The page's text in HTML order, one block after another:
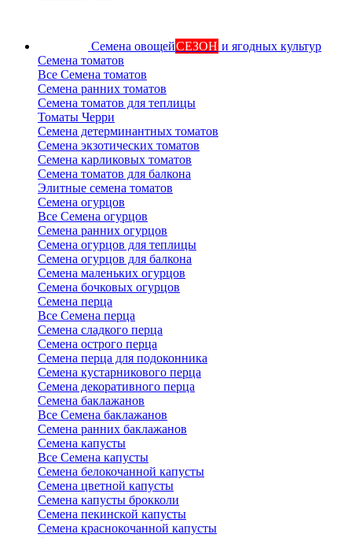
Семена овощейСЕЗОН и ягодных культур
Семена томатов
Все Семена томатов
Семена ранних томатов
Семена томатов для теплицы
Томаты Черри
Семена детерминантных томатов
Семена экзотических томатов
Семена карликовых томатов
Семена томатов для балкона
Элитные семена томатов
Семена огурцов
Все Семена огурцов
Семена ранних огурцов
Семена огурцов для теплицы
Семена огурцов для балкона
Семена маленьких огурцов
Семена бочковых огурцов
Семена перца
Все Семена перца
Семена сладкого перца
Семена острого перца
Семена перца для подоконника
Семена кустарникового перца
Семена декоративного перца
Семена баклажанов
Все Семена баклажанов
Семена ранних баклажанов
Семена капусты
Все Семена капусты
Семена белокочанной капусты
Семена цветной капусты
Семена капусты брокколи
Семена пекинской капусты
Семена краснокочанной капусты